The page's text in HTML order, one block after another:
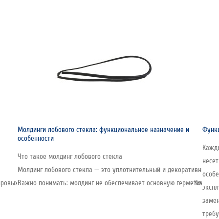
производителей стекла, включая автомобильную линейку.
Молдинги лобового стекла: функциональное назначение и
особенности
Что такое молдинг лобового стекла
Молдинг лобового стекла — это уплотнительный и декоративный
Важно понимать: молдинг не обеспечивает основную